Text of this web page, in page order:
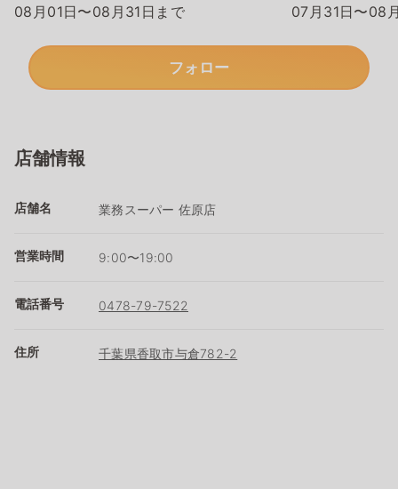
08月01日〜08月31日まで 07月31日〜08
フォロー
店舗情報
店舗名 業務スーパー 佐原店
営業時間 9:00〜19:00
電話番号 0478-79-7522
住所 千葉県香取市与倉782-2